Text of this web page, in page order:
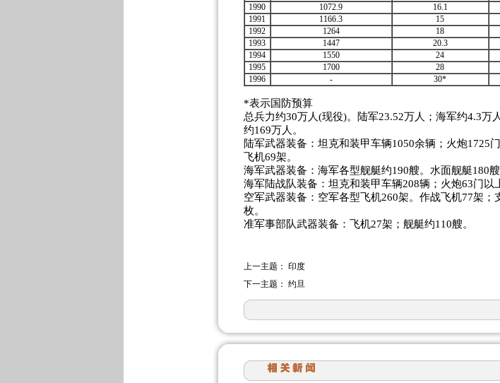
1990
1072.9 16.1
1991
1166.3 15
1992
1264 18
1993
1447 20.3
1994
1550 24
1995
1700 28
1996
- 30*
*表示国防预算
总兵力约30万人(现役)。陆军23.52万人；海军约4.3万
约169万人。
陆军武器装备：坦克和装甲车辆1050余辆；火炮1725
飞机69架。
海军武器装备：海军各型舰艇约190艘。水面舰艇180
海军陆战队装备：坦克和装甲车辆208辆；火炮63门以
空军武器装备：空军各型飞机260架。作战飞机77架
枚。
准军事部队武器装备：飞机27架；舰艇约110艘。
上一主题： 印度
下一主题： 约旦